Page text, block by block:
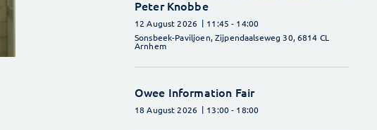
Peter Knobbe
12 August 2026 11:45 - 14:00
Sonsbeek-Paviljoen, Zijpendaalseweg 30, 6814 CL
Arnhem
Owee Information Fair
18 August 2026 13:00- 18:00